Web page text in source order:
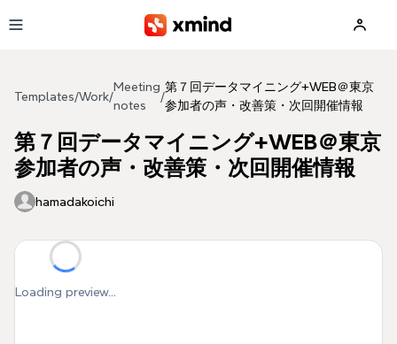
Templates/Work/
Meeting
notes
/
第７回データマイニング+WEB＠東京
参加者の声・改善策・次回開催情報
第７回データマイニング+WEB＠東京
参加者の声・改善策・次回開催情報
hamadakoichi
Loading preview...